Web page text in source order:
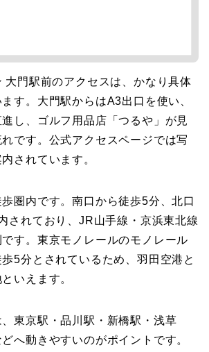
大門駅前のアクセスは、かなり具体
す。大門駅からはA3出口を使い、
し、ゴルフ用品店「つるや」が見
です。公式アクセスページでは写
されています。
圏内です。南口から徒歩5分、北口
されており、JR山手線・京浜東北線
す。東京モノレールのモノレール
5分とされているため、羽田空港と
いえます。
東京駅・品川駅・新橋駅・浅草
へ動きやすいのがポイントです。